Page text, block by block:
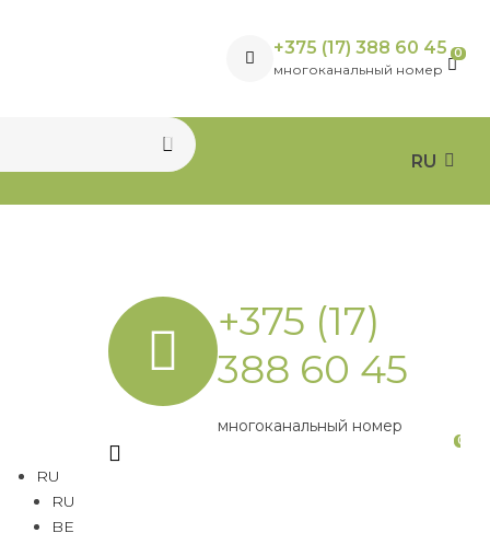
+375 (17) 388 60 45
многоканальный номер
0
RU
+375 (17)
388 60 45
многоканальный номер
0
RU
RU
BE